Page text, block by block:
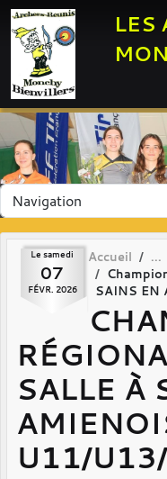
LES
Le samedi
07
FÉVR. 2026
Accueil
SAINS EN
SALLE À
U11/
Panneau de gestion des